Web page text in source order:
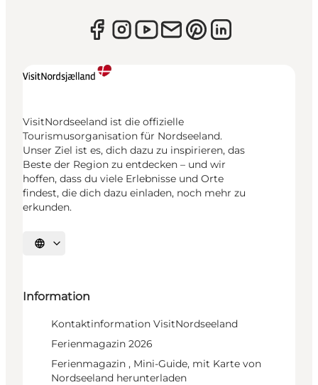
VisitNordseeland ist die offizielle
Tourismusorganisation für Nordseeland.
Unser Ziel ist es, dich dazu zu inspirieren, das
Beste der Region zu entdecken – und wir
hoffen, dass du viele Erlebnisse und Orte
findest, die dich dazu einladen, noch mehr zu
erkunden.
Sprache auswählen
Information
Kontaktinformation VisitNordseeland
Ferienmagazin 2026
Ferienmagazin , Mini-Guide, mit Karte von
Nordseeland herunterladen